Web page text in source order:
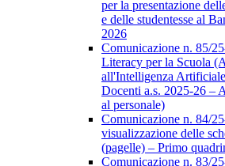
per la presentazione
e delle studentesse al
2026
Comunicazione n. 85/
Literacy per la Scuola
all'Intelligenza
Docenti a.s. 2025-26 –
al personale)
Comunicazione n. 84/
visualizzazione delle
(pagelle) – Primo
Comunicazione n. 83/